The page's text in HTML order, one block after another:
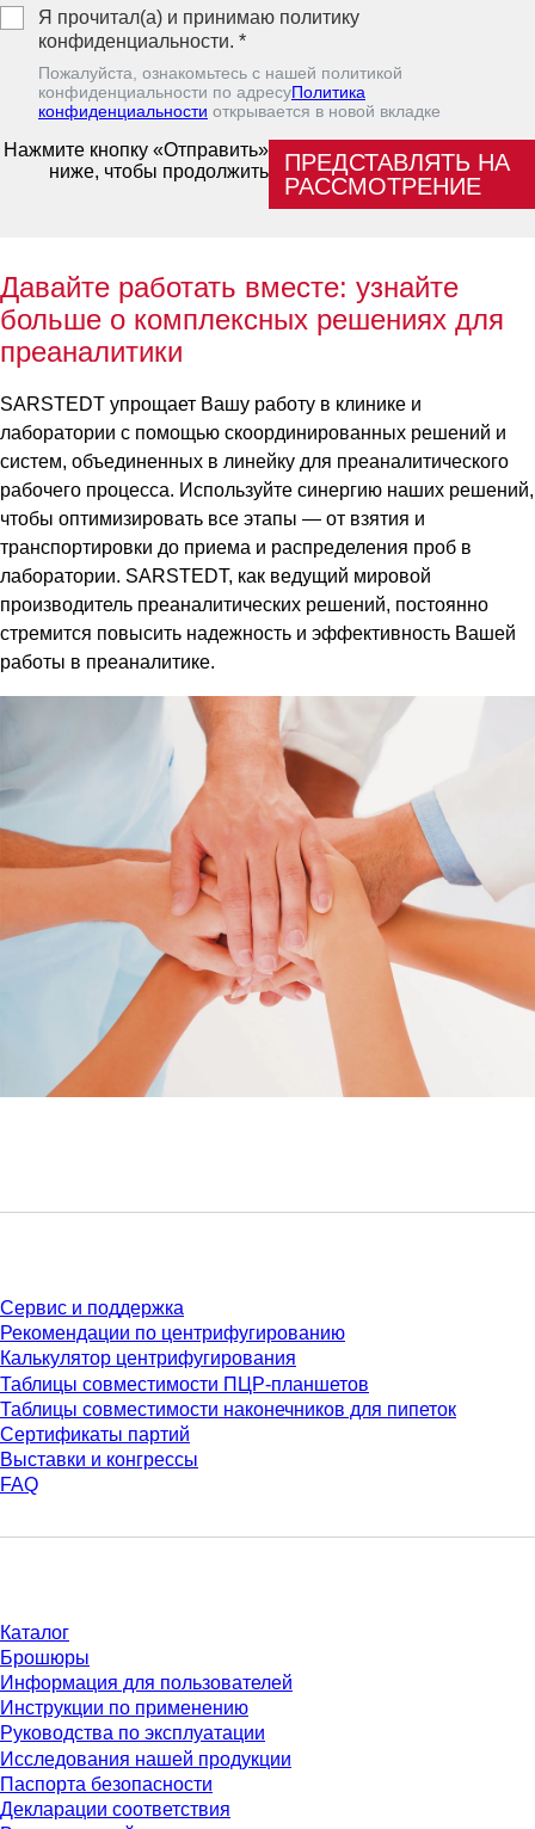
Я прочитал(а) и принимаю политику
конфиденциальности. *
Пожалуйста, ознакомьтесь с нашей политикой
конфиденциальности по адресуПолитика
конфиденциальности oткрывается в новой вкладке
Нажмите кнопку «Отправить»
ниже, чтобы продолжить
ПРЕДСТАВЛЯТЬ НА
РАССМОТРЕНИЕ
Давайте работать вместе: узнайте
больше о комплексных решениях для
преаналитики
SARSTEDT упрощает Вашу работу в клинике и
лаборатории с помощью скоординированных решений и
систем, объединенных в линейку для преаналитического
рабочего процесса. Используйте синергию наших решений,
чтобы оптимизировать все этапы — от взятия и
транспортировки до приема и распределения проб в
лаборатории. SARSTEDT, как ведущий мировой
производитель преаналитических решений, постоянно
стремится повысить надежность и эффективность Вашей
работы в преаналитике.
Сервис и поддержка
Рекомендации по центрифугированию
Калькулятор центрифугирования
Таблицы совместимости ПЦР-планшетов
Таблицы совместимости наконечников для пипеток
Сертификаты партий
Выставки и конгрессы
FAQ
Каталог
Брошюры
Информация для пользователей
Инструкции по применению
Руководства по эксплуатации
Исследования нашей продукции
Паспорта безопасности
Декларации соответствия